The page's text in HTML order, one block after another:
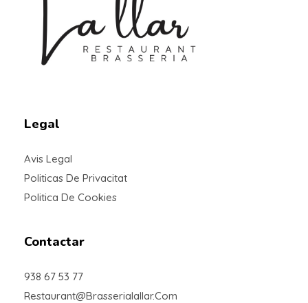
Legal
Avis Legal
Politicas De Privacitat
Politica De Cookies
Contactar
938 67 53 77
Restaurant@brasserialallar.com